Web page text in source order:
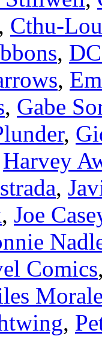
, Cthu-
,
,
, Gabe
,
Harvey
,
, Joe
Comics
,